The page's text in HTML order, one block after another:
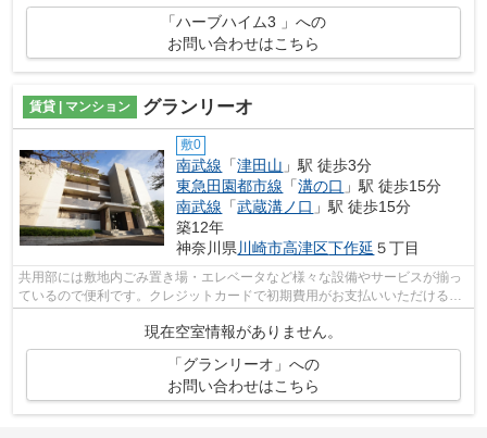
「ハーブハイム3 」への
お問い合わせはこちら
賃貸 | マンション グランリーオ
敷0
南武線 「津田山 」駅 徒歩3分
東急田園都市線 「溝の口 」駅 徒歩15分
南武線 「武蔵溝ノ口 」駅 徒歩15分
築12年
神奈川県川崎市高津区下作延 ５丁目
共用部には敷地内ごみ置き場・エレベータなど様々な設備やサービスが揃っ
ているので便利です。クレジットカードで初期費用がお支払いいただけるの
現在空室情報がありません。
「グランリーオ」への
お問い合わせはこちら